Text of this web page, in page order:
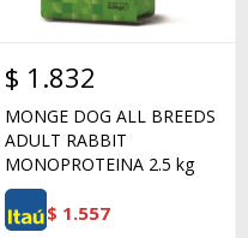
$ 1.832
MONGE DOG ALL BREEDS
ADULT RABBIT
MONOPROTEINA 2.5 kg
$ 1.557